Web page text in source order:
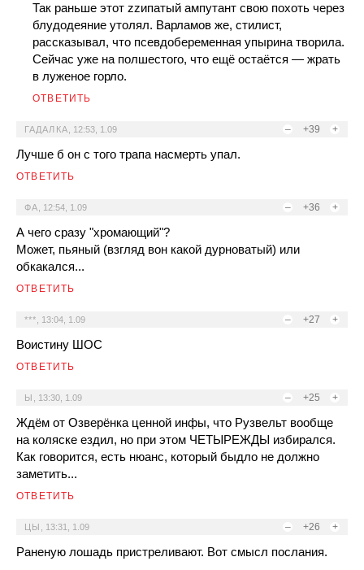
Так раньше этот zzипатый ампутант свою похоть через
блудодеяние утолял. Варламов же, стилист,
рассказывал, что псевдобеременная упырина творила.
Сейчас уже на полшестого, что ещё остаётся — жрать
в луженое горло.
ОТВЕТИТЬ
– +39 +
ГАДАЛКА 12:53, 1.09
Лучше б он с того трапа насмерть упал.
ОТВЕТИТЬ
– +36 +
ФА 12:54, 1.09
А чего сразу "хромающий"?
Может, пьяный (взгляд вон какой дурноватый) или
обкакался...
ОТВЕТИТЬ
– +27 +
*** 13:04, 1.09
Воистину ШОС
ОТВЕТИТЬ
– +25 +
Ы 13:30, 1.09
Ждём от Озверёнка ценной инфы, что Рузвельт вообще
на коляске ездил, но при этом ЧЕТЫРЕЖДЫ избирался.
Как говорится, есть нюанс, который быдло не должно
заметить...
ОТВЕТИТЬ
– +26 +
ЦЫ 13:31, 1.09
Раненую лошадь пристреливают. Вот смысл послания.